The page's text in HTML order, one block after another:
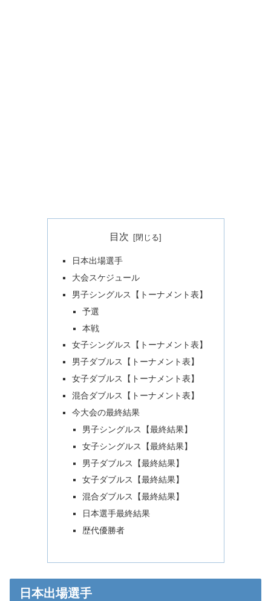
目次
日本出場選手
大会スケジュール
男子シングルス【トーナメント表】
予選
本戦
女子シングルス【トーナメント表】
男子ダブルス【トーナメント表】
女子ダブルス【トーナメント表】
混合ダブルス【トーナメント表】
今大会の最終結果
男子シングルス【最終結果】
女子シングルス【最終結果】
男子ダブルス【最終結果】
女子ダブルス【最終結果】
混合ダブルス【最終結果】
日本選手最終結果
歴代優勝者
日本出場選手